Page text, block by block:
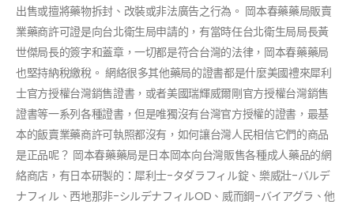
出售或擅將藥物拆封、改裝或非法廣告之行為。 岡本春藥藥局販賣
業藥商許可證是向台北衛生局申請的，有當時任台北衛生局局長黃
世傑局長的簽字和蓋章，一切都是符合台灣的法律，岡本春藥藥局
也堅持納稅繳稅。 網絡很多其他藥局的證書都是什麼美國禮來犀利
士官方授權台灣銷售證書，或者美國瑞輝威爾剛官方授權台灣銷售
證書等一系列各種證書，但是唯獨沒有台灣官方授權的證書，最基
本的飯賣業藥商許可執照都沒有，如何讓台灣人民相信它們的商品
是正品呢？ 岡本春藥藥局是日本岡本向台灣販售各種成人藥品的網
絡商店，有日本研製的：犀利士-タダラフィル錠、樂威壯-バルデ
ナフィル、西地那非-シルデナフィルOD、威而鋼-バイアグラ、他